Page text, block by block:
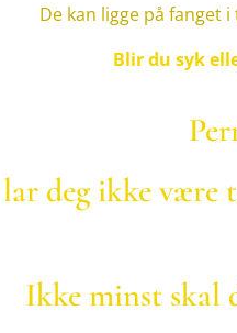
De kan ligge på fanget
Blir du syk
lar deg ikke være
Ikke minst skal